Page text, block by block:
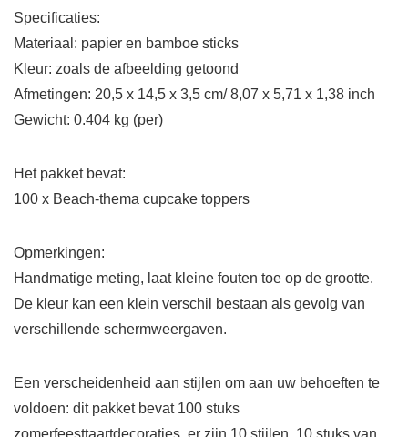
Specificaties:
Materiaal: papier en bamboe sticks
Kleur: zoals de afbeelding getoond
Afmetingen: 20,5 x 14,5 x 3,5 cm/ 8,07 x 5,71 x 1,38 inch
Gewicht: 0.404 kg (per)
Het pakket bevat:
100 x Beach-thema cupcake toppers
Opmerkingen:
Handmatige meting, laat kleine fouten toe op de grootte.
De kleur kan een klein verschil bestaan als gevolg van
verschillende schermweergaven.
Een verscheidenheid aan stijlen om aan uw behoeften te
voldoen: dit pakket bevat 100 stuks